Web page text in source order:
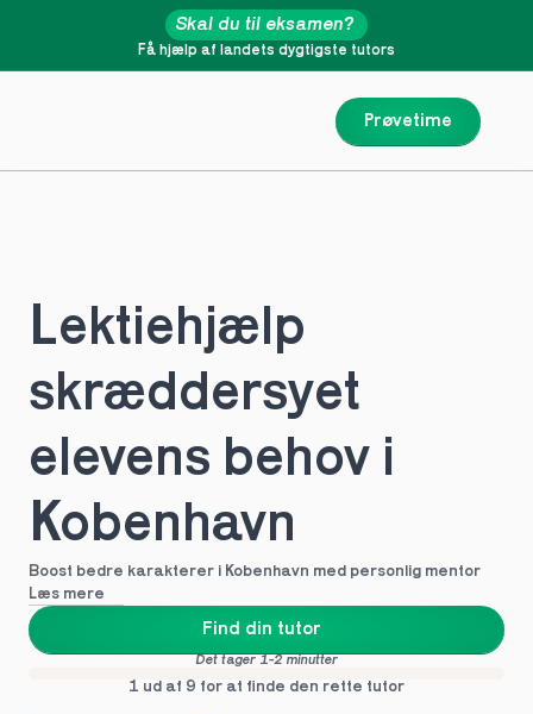
Prøvetime
Få hjælp af landets dygtigste tutors
Skal du til eksamen?
Lektiehjælp
skræddersyet
elevens behov i
Kobenhavn
Boost bedre karakterer i Kobenhavn med personlig mentor
Læs mere
Find din tutor
Det tager 1-2 minutter
1 ud af 9 for at finde den rette tutor